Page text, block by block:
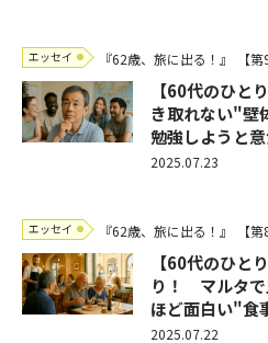
エッセイ 『62歳、旅に出る！』 【第
【60代のひと
き取れない"壁
勉強しようと
2025.07.23
エッセイ 『62歳、旅に出る！』 【第
【60代のひと
り！ マルタで
ほど面白い"食
2025.07.22